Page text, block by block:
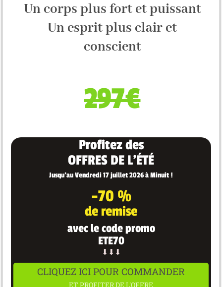
Un corps plus fort et puissant
Un esprit plus clair et
conscient
297€
Profitez des
OFFRES DE L'ÉTÉ
Jusqu'au Vendredi 17 juillet 2026 à Minuit !
-70 %
de remise
avec le code promo
ETE70
⬇⬇⬇
CLIQUEZ ICI POUR COMMANDER
ET PROFITER DE L'OFFRE